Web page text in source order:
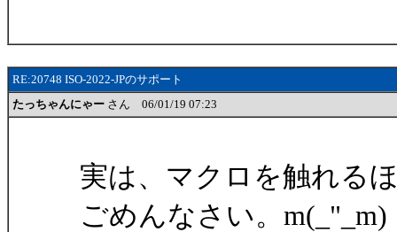
RE:20748 ISO-2022-JPのサポート
たっちゃんにゃー さん 06/01/19 07:23
実は、マクロを触れる
ごめんなさい。m(_"_m)